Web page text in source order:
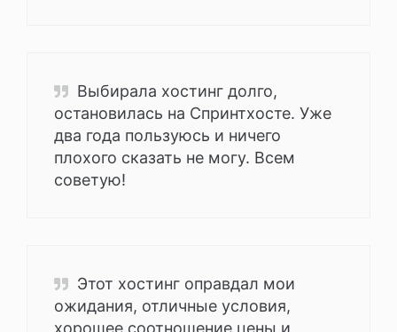
Выбирала хостинг долго,
остановилась на Спринтхосте. Уже
два года пользуюсь и ничего
плохого сказать не могу. Всем
советую!
Этот хостинг оправдал мои
ожидания, отличные условия,
хорошее соотношение цены и